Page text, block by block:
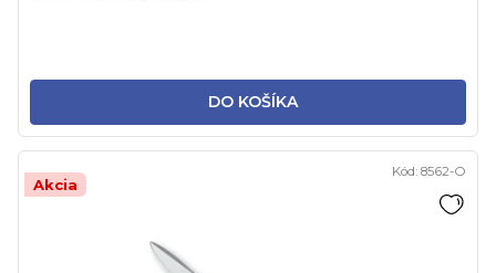
DO KOŠÍKA
Akcia
Kód: 8562-O